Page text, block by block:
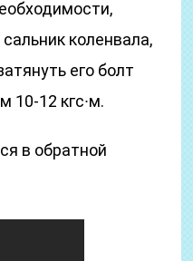
коленвала,
его болт
10-12 кгс∙м.
в обратной